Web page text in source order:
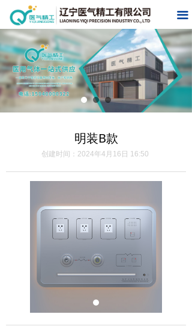
끀
首页
关于我们
产品中心
新闻中心
在线留言
明装B款
创建时间： 2024年4月16日 16:50